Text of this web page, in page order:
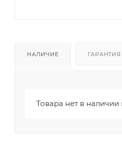
НАЛИЧИЕ ГАРАНТИЯ
Товара нет в